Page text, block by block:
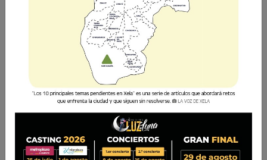
GUATEMALA SUMA 10 AÑOS SIN REPORTAR
CASOS DE HANTAVIRUS
Aunque recientemente se conoció el caso de un
guatemalteco aislado en un crucero en Europa por
sospecha de hantavirus, autoridades de salud
confirmaron que Guatemala no registra casos oficiales de
esta enfermedad desde hace aproximadamente 10
Aunque recientemente se conoció el caso de un
guatemalteco aislado en un crucero en Europa por
sospecha de hantavirus, autoridades de salud
confirmaron que Guatemala no registra casos oficiales
de esta enfermedad desde hace aproximadamente
10 ...